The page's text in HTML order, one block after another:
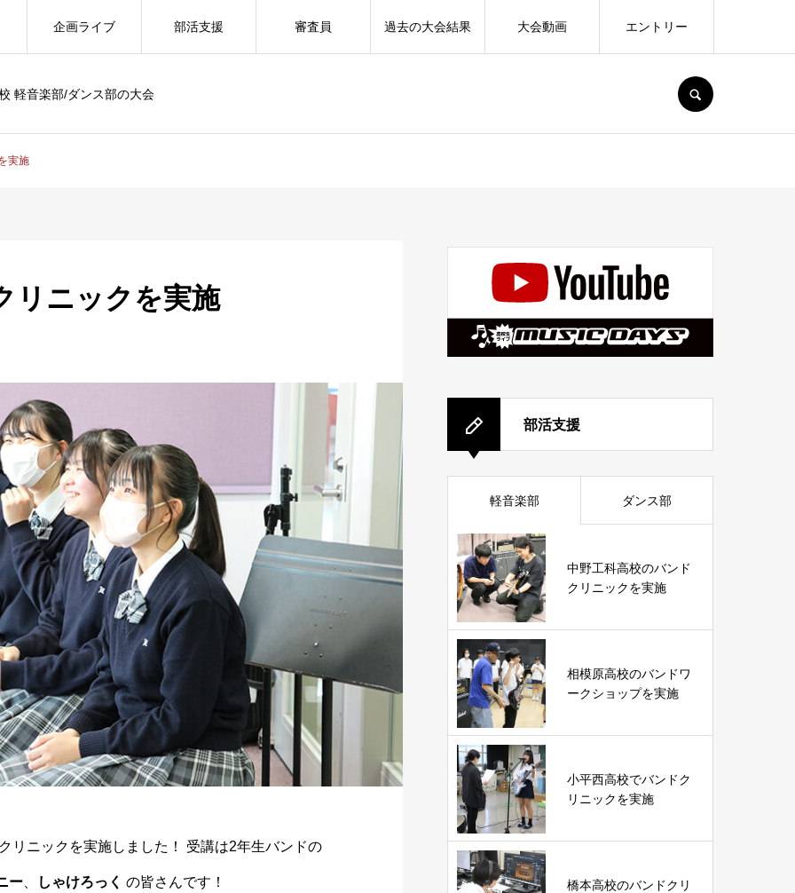
軽音楽部/ダンス部の大会
企画ライブ 部活支援 審査員 過去の大会結果 大会動画 エントリー
実施
リニックを実施
リニックを実施しました！ 受講は2年生バンドの
ー しゃけろっく の皆さんです！
部活支援
軽音楽部 ダンス部
中野工科高校のバンド
クリニックを実施
相模原高校のバンドワ
ークショップを実施
小平西高校でバンドク
リニックを実施
橋本高校のバンドクリ